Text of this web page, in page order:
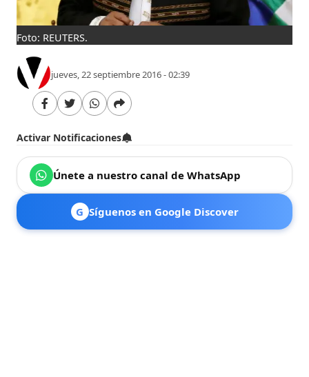
Foto: REUTERS.
jueves, 22 septiembre 2016 - 02:39
Activar Notificaciones
Únete a nuestro canal de WhatsApp
G Síguenos en Google Discover